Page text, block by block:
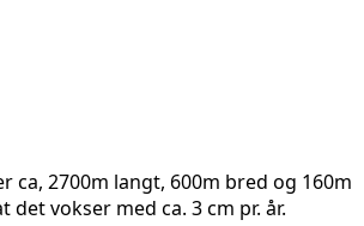
ca, 2700m langt, 600m bred og 160m
det vokser med ca. 3 cm pr. år.